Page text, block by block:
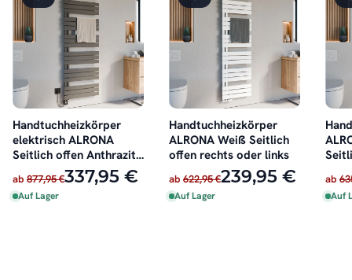
Handtuchheizkörper
elektrisch ALRONA
Seitlich offen Anthrazit
inkl. Heizstab
ab 877,95 €337,95 €
Auf Lager
Handtuchheizkörper
ALRONA Weiß Seitlich
offen rechts oder links
ab 622,95 €239,95 €
Auf Lager
ab
Auf